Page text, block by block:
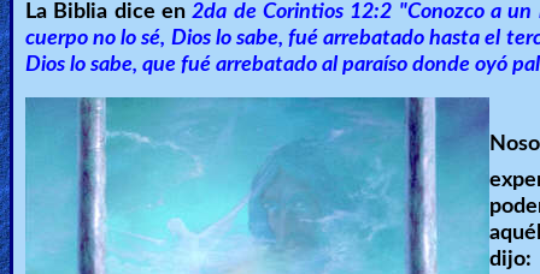
🎞
Bible
Movies
🎞
Gospel
Videos
La Biblia dice en2da de Corintios 12:2 "Conozco a
cuerpo no lo sé, Dios lo sabe, fué arrebatado hasta el
Dios lo sabe, que fué arrebatado al paraíso donde oyó
dijo: